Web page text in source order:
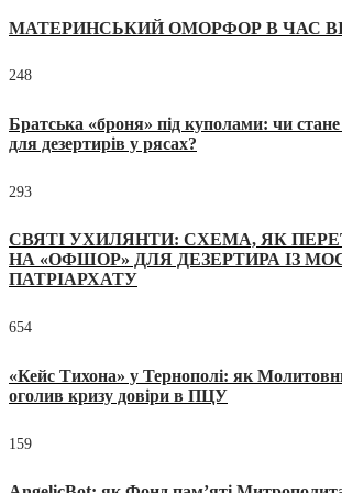
МАТЕРИНСЬКИЙ ОМОРФОР В ЧАС
248
Братська «броня» під куполами: чи
для дезертирів у рясах?
293
СВЯТІ УХИЛЯНТИ: СХЕМА, ЯК
НА «ОФШОР» ДЛЯ ДЕЗЕРТИРА ІЗ
ПАТРІАРХАТУ
654
«Кейс Тихона» у Тернополі: як
оголив кризу довіри в ПЦУ
159